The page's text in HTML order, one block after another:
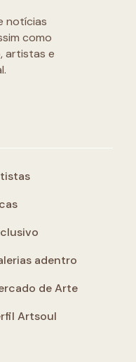
notícias
como
artistas e
adentro
de Arte
Artsoul